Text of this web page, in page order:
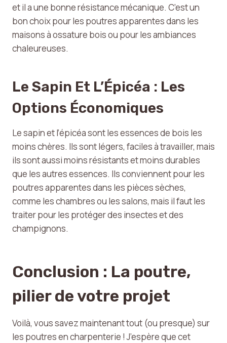
et il a une bonne résistance mécanique. C’est un
bon choix pour les poutres apparentes dans les
maisons à ossature bois ou pour les ambiances
chaleureuses.
Le Sapin Et L’Épicéa : Les
Options Économiques
Le sapin et l’épicéa sont les essences de bois les
moins chères. Ils sont légers, faciles à travailler, mais
ils sont aussi moins résistants et moins durables
que les autres essences. Ils conviennent pour les
poutres apparentes dans les pièces sèches,
comme les chambres ou les salons, mais il faut les
traiter pour les protéger des insectes et des
champignons.
Conclusion : La poutre,
pilier de votre projet
Voilà, vous savez maintenant tout (ou presque) sur
les poutres en charpenterie ! J’espère que cet